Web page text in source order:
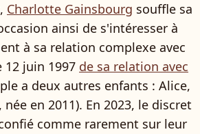
Charlotte Gainsbourg souffle sa
ainsi de s'intéresser à
à sa relation complexe avec
12 juin 1997 de sa relation avec
a deux autres enfants : Alice,
née en 2011). En 2023, le discret
comme rarement sur leur